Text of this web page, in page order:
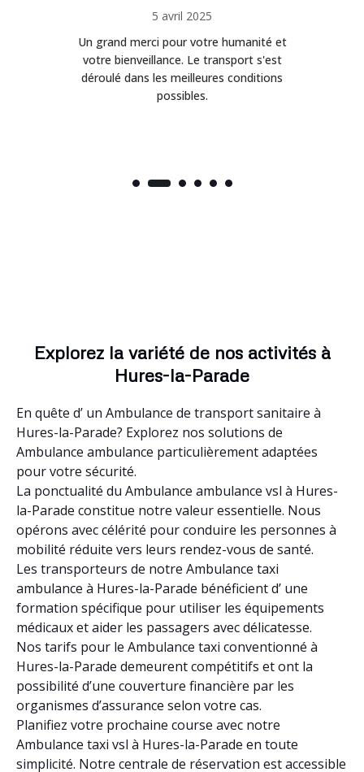
5 avril 2025
Un grand merci pour votre humanité et
votre bienveillance. Le transport s'est
déroulé dans les meilleures conditions
possibles.
Explorez la variété de nos activités à
Hures-la-Parade
En quête d’ un Ambulance de transport sanitaire à
Hures-la-Parade? Explorez nos solutions de
Ambulance ambulance particulièrement adaptées
pour votre sécurité.
La ponctualité du Ambulance ambulance vsl à Hures-
la-Parade constitue notre valeur essentielle. Nous
opérons avec célérité pour conduire les personnes à
mobilité réduite vers leurs rendez-vous de santé.
Les transporteurs de notre Ambulance taxi
ambulance à Hures-la-Parade bénéficient d’ une
formation spécifique pour utiliser les équipements
médicaux et aider les passagers avec délicatesse.
Nos tarifs pour le Ambulance taxi conventionné à
Hures-la-Parade demeurent compétitifs et ont la
possibilité d’une couverture financière par les
organismes d’assurance selon votre cas.
Planifiez votre prochaine course avec notre
Ambulance taxi vsl à Hures-la-Parade en toute
simplicité. Notre centrale de réservation est accessible